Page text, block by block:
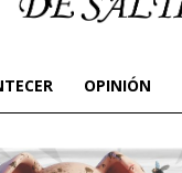
OPINIÓN